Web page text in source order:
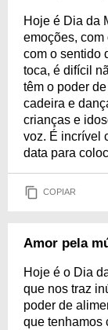
Hoje é Dia da
emoções, com
com o sentido
toca, é difícil
têm o poder
cadeira e
crianças e
voz. É incrível
data para
COPIAR
Amor pela
Hoje é o Dia
que nos traz
poder de
que tenhamos